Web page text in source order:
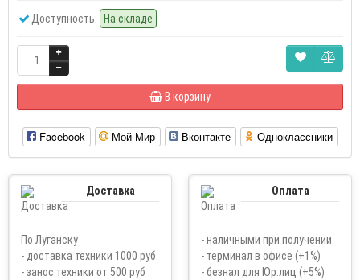
Доступность: На складе
В корзину
Facebook Мой Мир Вконтакте Одноклассники
Доставка
По Луганску
- доставка техники 1000 руб.
- занос техники от 500 руб
Оплата
- наличными при получении
- терминал в офисе (+1%)
- безнал для Юр.лиц (+5%)